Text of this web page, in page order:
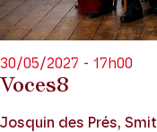
Voces8
30/05/2027 - 17h00
Josquin des Prés,